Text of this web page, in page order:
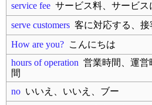
service fee サービス料、サービス
serve customers 客に対応する、接
How are you? こんにちは
hours of operation 営業時間、運
間
no いいえ、いいえ、ブー